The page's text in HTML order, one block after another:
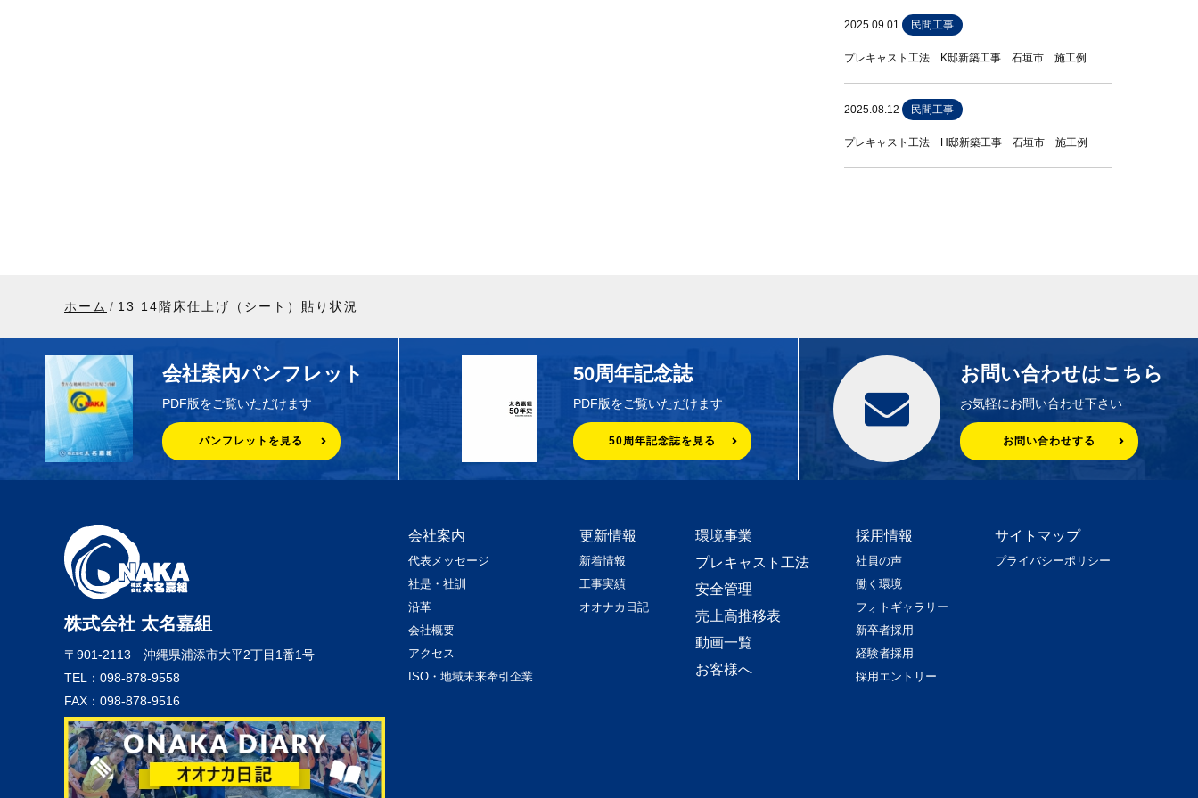
2025.09.01 民間工事
プレキャスト工法 K邸新築工事 石垣市 施工例
2025.08.12 民間工事
プレキャスト工法 H邸新築工事 石垣市 施工例
ホーム 13 14階床仕上げ（シート）貼り状況
会社案内パンフレット
PDF版をご覧いただけます
パンフレットを見る
50周年記念誌
PDF版をご覧いただけます
50周年記念誌を見る
お問い合わせはこちら
お気軽にお問い合わせ下さい
お問い合わせする
株式会社 太名嘉組
〒901-2113 沖縄県浦添市大平2丁目1番1号
TEL：098-878-9558
FAX：098-878-9516
会社案内
代表メッセージ
社是・社訓
沿革
会社概要
アクセス
ISO・地域未来牽引企業
更新情報
新着情報
工事実績
オオナカ日記
環境事業
プレキャスト工法
安全管理
売上高推移表
動画一覧
お客様へ
採用情報
社員の声
働く環境
フォトギャラリー
新卒者採用
経験者採用
採用エントリー
サイトマップ
プライバシーポリシー